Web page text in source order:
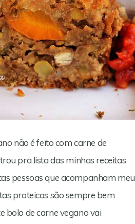
não é feito com carne de
pra lista das minhas receitas
pessoas que acompanham meu
proteicas são sempre bem
bolo de carne vegano vai